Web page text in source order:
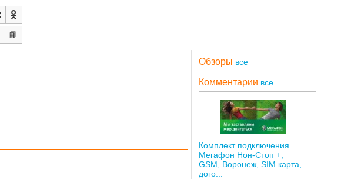
📙
Обзоры все
Комментарии все
Комплект подключения
Мегафон Нон-Стоп +,
GSM, Воронеж, SIM карта,
дого...